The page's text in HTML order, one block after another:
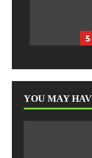
5
YOU MAY